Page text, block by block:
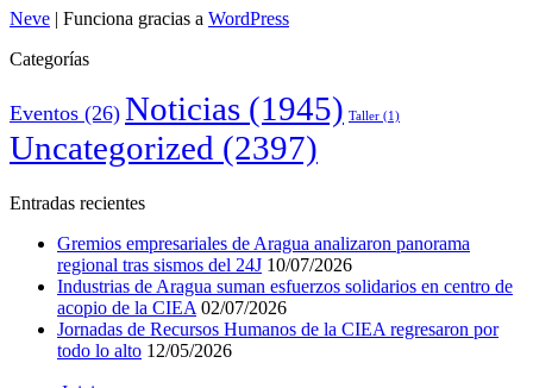
Neve | Funciona gracias a WordPress
Categorías
Eventos (26) Noticias (1945) Taller (1)
Uncategorized (2397)
Entradas recientes
Gremios empresariales de Aragua analizaron panorama
regional tras sismos del 24J 10/07/2026
Industrias de Aragua suman esfuerzos solidarios en centro de
acopio de la CIEA 02/07/2026
Jornadas de Recursos Humanos de la CIEA regresaron por
todo lo alto 12/05/2026